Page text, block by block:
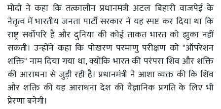
मोदी ने कहा कि तत्कालीन प्रधानमंत्री अटल बिहारी वाजपेई के
नेतृत्व में भारतीय जनता पार्टी सरकार ने यह स्पष्ट कर दिया था कि
राष्ट्र सर्वोपरि है और दुनिया की कोई ताकत भारत को झुका नहीं
सकती। उन्होंने कहा कि पोखरण परमाणु परीक्षण को "ऑपरेशन
शक्ति" नाम दिया गया था, क्योंकि भारत की परंपरा शिव और शक्ति
की आराधना से जुड़ी रही है। प्रधानमंत्री ने आशा व्यक्त की कि शिव
और शक्ति की यह आराधना देश की वैज्ञानिक प्रगति के लिए भी
प्रेरणा बनेगी।